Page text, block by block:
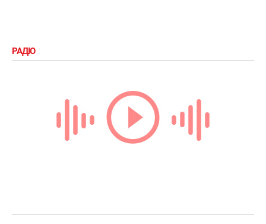
Вагітна Блейк Лайвлі змінила чотири
образи за один день